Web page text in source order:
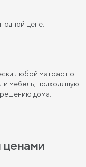
цене.
любой матрас по
мебель, подходящую
дома.
ценами